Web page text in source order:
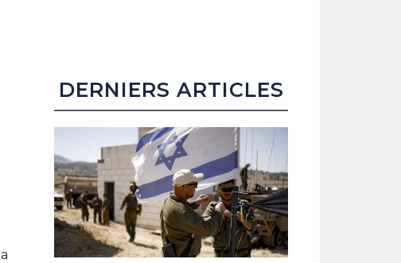
DERNIERS ARTICLES